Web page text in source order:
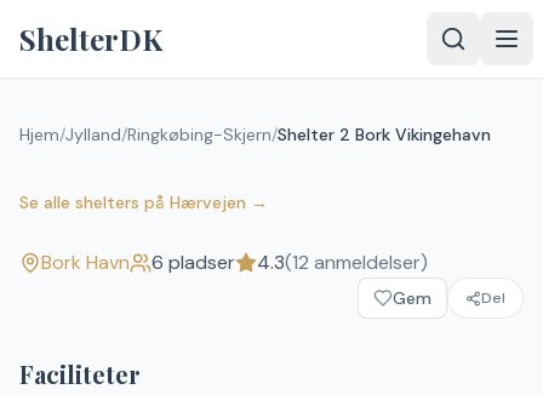
ShelterDK
Hjem/Jylland/Ringkøbing-Skjern/Shelter 2 Bork Vikingehavn
Se alle shelters på Hærvejen →
Shelter 2 Bork Vikingehavn
4.3 12 anmeldelser)
Bork Havn 6 pladser 4.3(12 anmeldelser)
Gem Del
Faciliteter